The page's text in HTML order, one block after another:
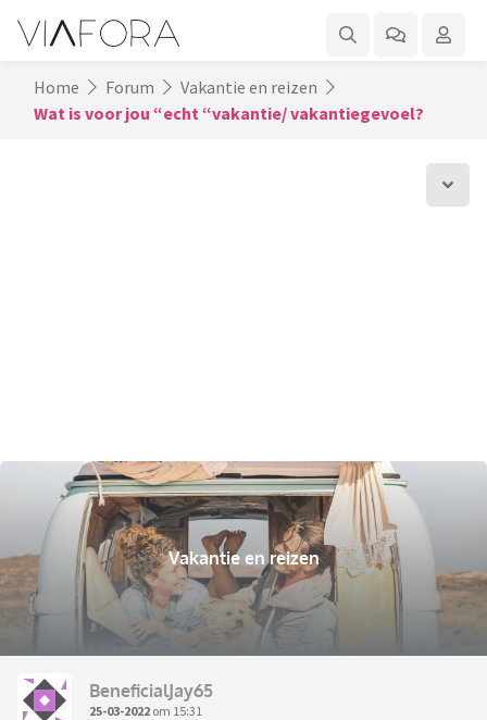
Home Forum
Vakantie en reizen
Wat is voor jou “echt “vakantie/ vakantiegevoel?
Vakantie en reizen
BeneficialJay65
25-03-2022 om 15:31